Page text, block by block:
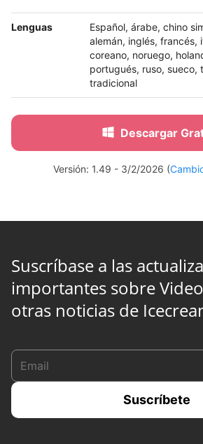
Lenguas
Español, árabe, chino
alemán, inglés, francés,
coreano, noruego,
portugués, ruso, sueco,
tradicional
Descargar
Versión: 1.49 - 3/2/2026 (
Suscríbase a las
importantes sobre
otras noticias de